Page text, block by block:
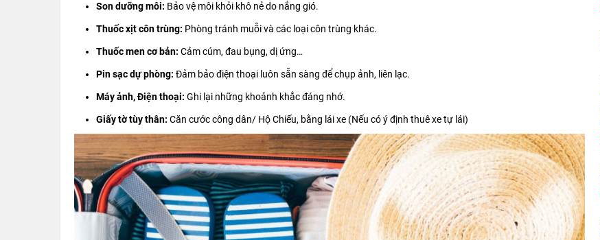
Son dưỡng môi: Bảo vệ môi khỏi khô nẻ do nắng gió.
Thuốc xịt côn trùng: Phòng tránh muỗi và các loại côn trùng khác.
Thuốc men cơ bản: Cảm cúm, đau bụng, dị ứng…
Pin sạc dự phòng: Đảm bảo điện thoại luôn sẵn sàng để chụp ảnh, liên lạc.
Máy ảnh, Điện thoại: Ghi lại những khoảnh khắc đáng nhớ.
Giấy tờ tùy thân: Căn cước công dân/ Hộ Chiếu, bằng lái xe (Nếu có ý định thuê xe tự lái)